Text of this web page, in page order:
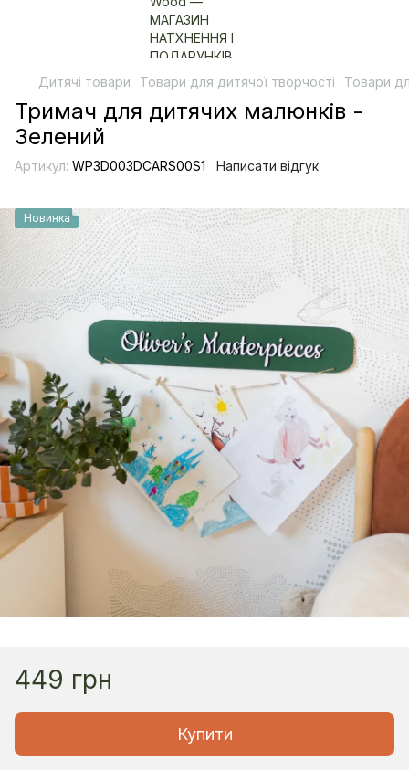
Дитячі товари Товари для дитячої творчості Товари
Тримач для дитячих малюнків -
Зелений
Артикул: WP3D003DCARS00S1 Написати відгук
Новинка
449 грн
Купити